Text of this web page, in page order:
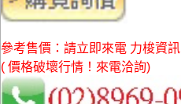
參考售價：請立即來電 力梭資訊
( 價格破壞行情！來電洽詢)